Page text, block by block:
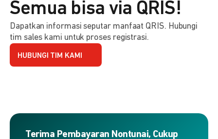
Semua bisa via QRIS!
Dapatkan informasi seputar manfaat QRIS. Hubungi
tim sales kami untuk proses registrasi.
HUBUNGI TIM KAMI
Terima Pembayaran Nontunai, Cukup